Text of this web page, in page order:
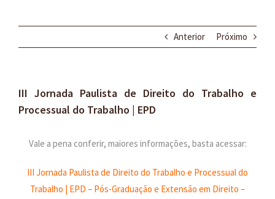
Anterior Próximo
III Jornada Paulista de Direito do Trabalho e
Processual do Trabalho | EPD
Vale a pena conferir, maiores informações, basta acessar:
III Jornada Paulista de Direito do Trabalho e Processual do
Trabalho | EPD – Pós-Graduação e Extensão em Direito –